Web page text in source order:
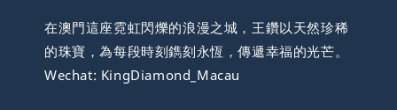
在澳門這座霓虹閃爍的浪漫之城，王鑽以天然珍稀
的珠寶，為每段時刻鐫刻永恆，傳遞幸福的光芒。
Wechat: KingDiamond_Macau